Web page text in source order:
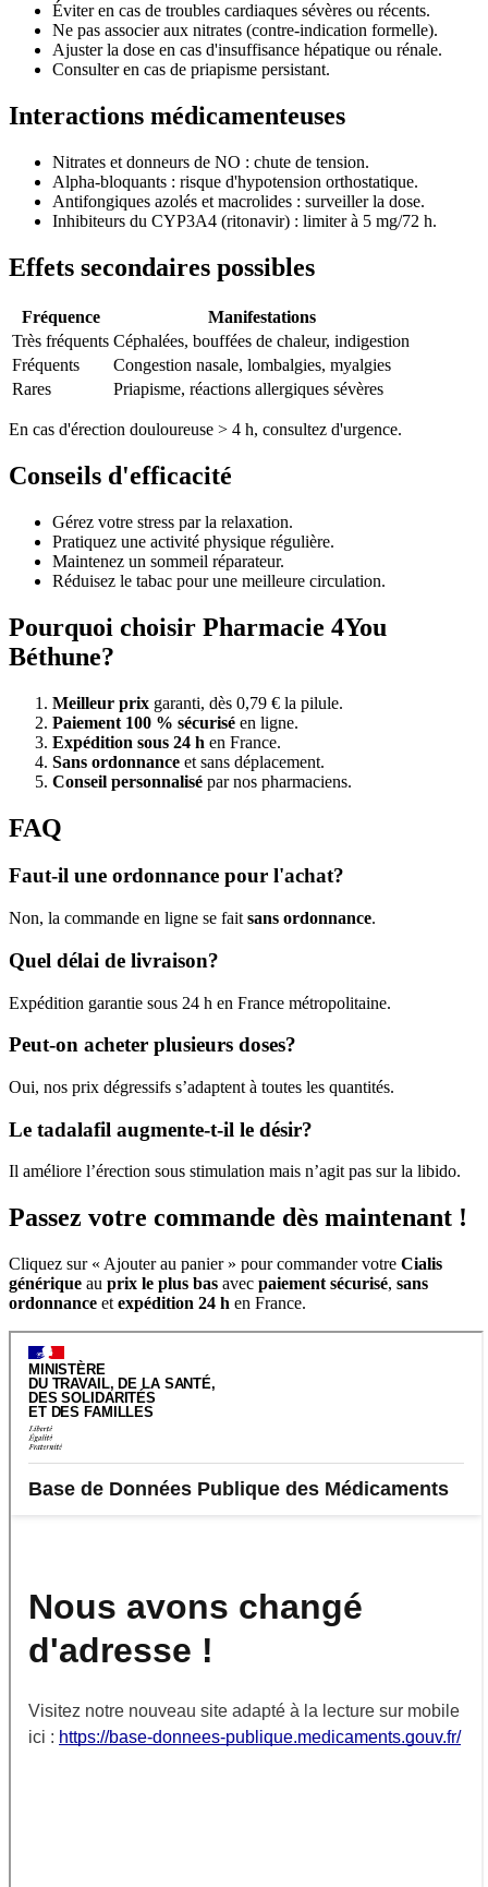
Éviter en cas de troubles cardiaques sévères ou récents.
Ne pas associer aux nitrates (contre-indication formelle).
Ajuster la dose en cas d'insuffisance hépatique ou rénale.
Consulter en cas de priapisme persistant.
Interactions médicamenteuses
Nitrates et donneurs de NO : chute de tension.
Alpha-bloquants : risque d'hypotension orthostatique.
Antifongiques azolés et macrolides : surveiller la dose.
Inhibiteurs du CYP3A4 (ritonavir) : limiter à 5 mg/72 h.
Effets secondaires possibles
Fréquence
Manifestations
Très fréquents Céphalées, bouffées de chaleur, indigestion
Fréquents
Congestion nasale, lombalgies, myalgies
Rares
Priapisme, réactions allergiques sévères
En cas d'érection douloureuse > 4 h, consultez d'urgence.
Conseils d'efficacité
Gérez votre stress par la relaxation.
Pratiquez une activité physique régulière.
Maintenez un sommeil réparateur.
Réduisez le tabac pour une meilleure circulation.
Pourquoi choisir Pharmacie 4You
Béthune?
Meilleur prix garanti, dès 0,79 € la pilule.
Paiement 100 % sécurisé en ligne.
Expédition sous 24 h en France.
Sans ordonnance et sans déplacement.
Conseil personnalisé par nos pharmaciens.
FAQ
Faut-il une ordonnance pour l'achat?
Non, la commande en ligne se fait sans ordonnance.
Quel délai de livraison?
Expédition garantie sous 24 h en France métropolitaine.
Peut-on acheter plusieurs doses?
Oui, nos prix dégressifs s’adaptent à toutes les quantités.
Le tadalafil augmente-t-il le désir?
Il améliore l’érection sous stimulation mais n’agit pas sur la libido.
Passez votre commande dès maintenant !
Cliquez sur « Ajouter au panier » pour commander votre Cialis
générique au prix le plus bas avec paiement sécurisé, sans
ordonnance et expédition 24 h en France.